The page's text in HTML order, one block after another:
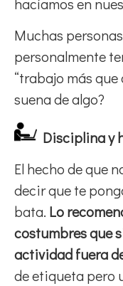
Muchas
personalmente
“trabajo más que
suena de algo?
Disciplina y
El hecho de que
decir que te
bata. Lo
costumbres que
actividad fuera
de etiqueta pero